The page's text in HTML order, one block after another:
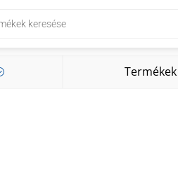
Termékek